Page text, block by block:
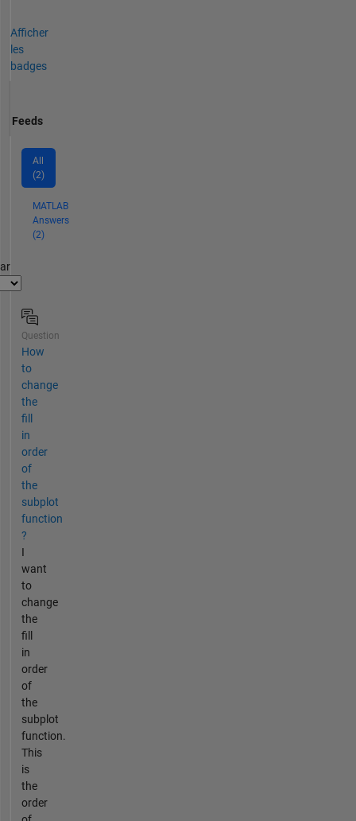
Afficher
les
badges
Feeds
All
(2)
MATLAB
Answers
(2)
Question
How
to
change
the
fill
in
order
of
the
subplot
function
?
I
want
to
change
the
fill
in
order
of
the
subplot
function.
This
is
the
order